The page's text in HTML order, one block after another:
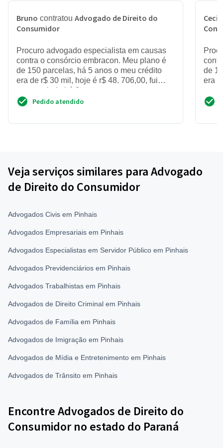
Bruno contratou Advogado de Direito do
Consumidor
Procuro advogado especialista em causas
contra o consórcio embracon. Meu plano é
de 150 parcelas, há 5 anos o meu crédito
era de r$ 30 mil, hoje é r$ 48. 706,00, fui
contemplado há 2 anos...
Pedido atendido
de
era
Veja serviços similares para Advogado
de Direito do Consumidor
Advogados Civis em Pinhais
Advogados Empresariais em Pinhais
Advogados Especialistas em Servidor Público em Pinhais
Advogados Previdenciários em Pinhais
Advogados Trabalhistas em Pinhais
Advogados de Direito Criminal em Pinhais
Advogados de Família em Pinhais
Advogados de Imigração em Pinhais
Advogados de Mídia e Entretenimento em Pinhais
Advogados de Trânsito em Pinhais
Encontre Advogados de Direito do
Consumidor no estado do Paraná